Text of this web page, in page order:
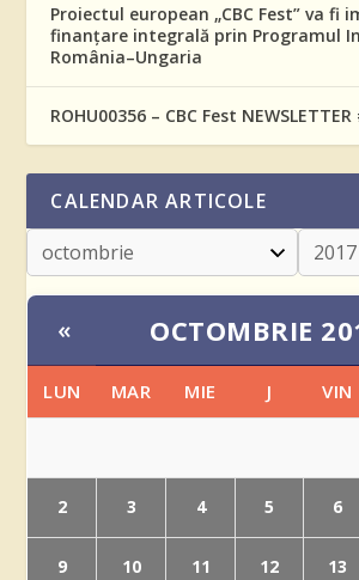
Proiectul european „CBC Fest” va fi
finanțare integrală prin Programul
România–Ungaria
ROHU00356 – CBC Fest
CALENDAR ARTICOLE
« OCTOMBRIE
LUN MAR MIE J VIN
2 3 4 5 6
9 10 11 12 13